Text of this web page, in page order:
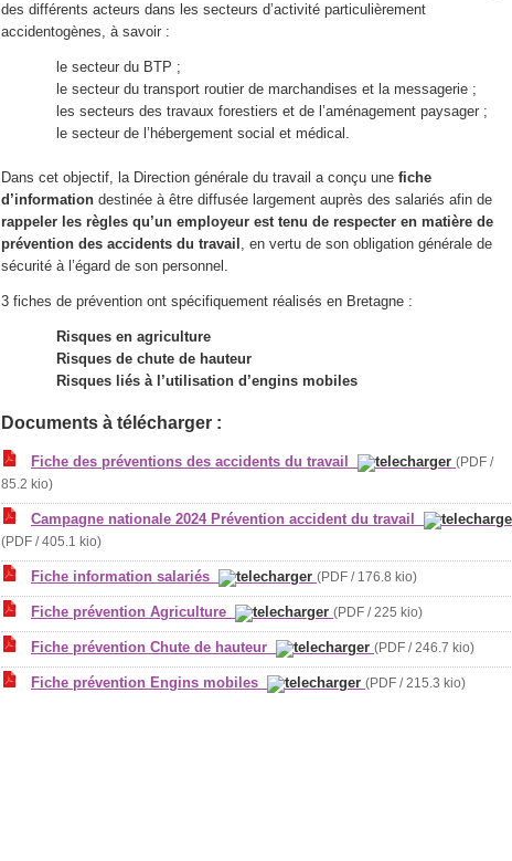
des différents acteurs dans les secteurs d’activité particulièrement
accidentogènes, à savoir :
le secteur du BTP ;
le secteur du transport routier de marchandises et la messagerie ;
les secteurs des travaux forestiers et de l’aménagement paysager ;
le secteur de l’hébergement social et médical.
Dans cet objectif, la Direction générale du travail a conçu une fiche
d’information destinée à être diffusée largement auprès des salariés afin de
rappeler les règles qu’un employeur est tenu de respecter en matière de
prévention des accidents du travail
, en vertu de son obligation générale de
sécurité à l’égard de son personnel.
3 fiches de prévention ont spécifiquement réalisés en Bretagne :
Risques en agriculture
Risques de chute de hauteur
Risques liés à l’utilisation d’engins mobiles
Documents à télécharger :
Fiche des préventions des accidents du travail
(PDF /
85.2 kio)
Campagne nationale 2024 Prévention accident du travail
(PDF / 405.1 kio)
Fiche information salariés (PDF / 176.8 kio)
Fiche prévention Agriculture (PDF / 225 kio)
Fiche prévention Chute de hauteur (PDF / 246.7 kio)
Fiche prévention Engins mobiles (PDF / 215.3 kio)
RUPCO